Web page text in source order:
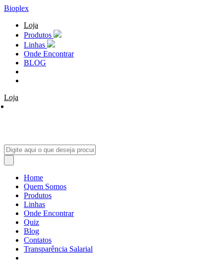
Bioplex
Loja
Produtos
Linhas
Onde Encontrar
BLOG
Loja
Home
Quem Somos
Produtos
Linhas
Onde Encontrar
Quiz
Blog
Contatos
Transparência Salarial